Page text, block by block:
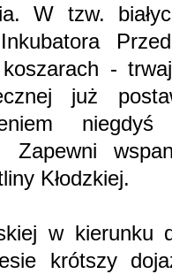
W tzw.
Inkubatora
-
już
Zapewni
Kłodzkiej.
w kierunku
krótszy